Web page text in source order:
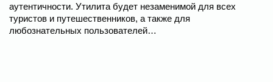
аутентичности. Утилита будет незаменимой для всех
туристов и путешественников, а также для
любознательных пользователей…